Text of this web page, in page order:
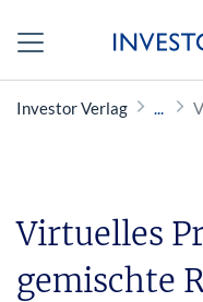
Investor Verlag
Virtuelles
gemischte